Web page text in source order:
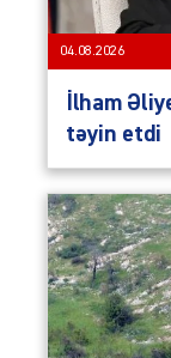
04.08.2026
İlham
təyin etdi